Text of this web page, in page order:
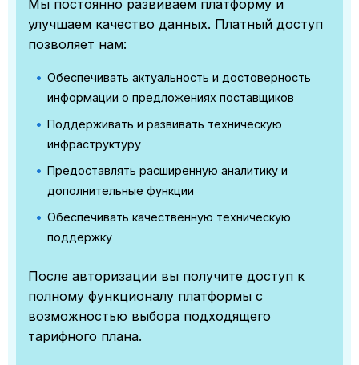
Мы постоянно развиваем платформу и
улучшаем качество данных. Платный доступ
позволяет нам:
Обеспечивать актуальность и достоверность
информации о предложениях поставщиков
Поддерживать и развивать техническую
инфраструктуру
Предоставлять расширенную аналитику и
дополнительные функции
Обеспечивать качественную техническую
поддержку
После авторизации вы получите доступ к
полному функционалу платформы с
возможностью выбора подходящего
тарифного плана.